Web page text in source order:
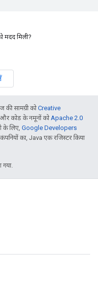
मदद मिली?
सामग्री कोCreative
कोड के नमूनों कोApache 2.0
के लिए, Google Developers
का, Java एक रजिस्टर किया
गया.